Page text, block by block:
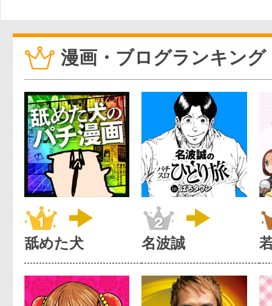
漫画・ブログランキング
舐めた犬 名波誠